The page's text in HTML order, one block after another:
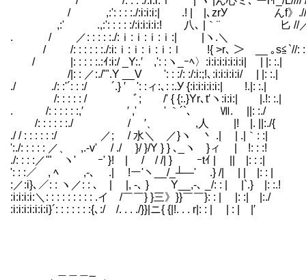
/ ,:': : : :./:i:i:i:| .! | |､zrУ んf》.//
,:' .,:': : : : :/:i:i:i:i:! 八､ |｀¨ 匕 //／ それ以
. / ／: : : : :./:ｉ:ｉ:ｉ:ｉ:| |ヽ.＼ .
/ /: : : : : :./:i:ｉ:ｉ:ｉ:ｉ:ｌ !{ >r､ ＞ __ ｡s≦`//:
/ |: : : : :.:ｲ:i:/ _Y:.′ ,': :ヽ_ｰﾍ〉:i:i:i:i:i:i:i| | |: :.|
/|: : ／:./'".Y __V ': : :/: :/:i:;!､:i:i:i:i:i/ | |: :.|
./ ./: :'´: : :/ ´.} ′ ': :ィ:､: :.У {:i:i:i:i:i:| !.|: :.|
/: : : : : / ﾞ; /' { {:.}Yr､t′ヽ:i:i:| |.!: :.|
. /: : : : : :,′ ′ ,' ゞ' ｀´`､ Ⅶ. ||: :./
/: : : : : :./ / ′、 ,人 |! |. ||:./{
./ / : : : : : :/ ／; / 水＼ ／}ヽ 丶 .| | .|｀: :|
':./: : : : : ／、 ,.-v' / ./ }/ }/Y } } ､_ヽ }ィ | !: : :!
./: : : :／'" ヽ' ｰ' }! | / / /| } ゞｰtｲ | || |: : :|
': : :／ , ﾍ ,-､ .| !ー'ヽ__/_┴―' .} /| | | |: : |
:／:i}､／: : ヽ／: : ､ | |, -､ } Y__,-､ _/: : | |`.} |: :.!
:i:i:i:i:＼: : : : : : : : : .イ /￣￣} }三》}}￣￣}: : | |: :| |:./
:i:i:i:i:i:i:i}´: : : : : : :{､:/ /. . . ./}}|ニ{ {|!. . . r|: : | | : | |′